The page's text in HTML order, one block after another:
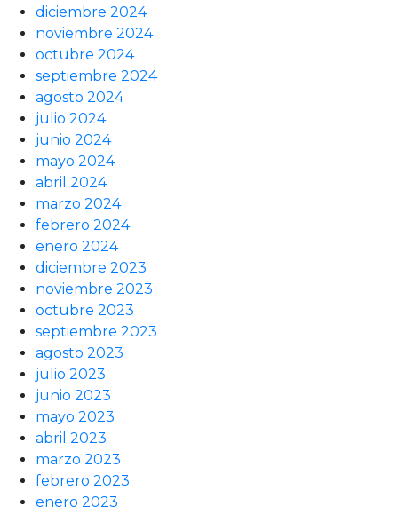
diciembre 2024
noviembre 2024
octubre 2024
septiembre 2024
agosto 2024
julio 2024
junio 2024
mayo 2024
abril 2024
marzo 2024
febrero 2024
enero 2024
diciembre 2023
noviembre 2023
octubre 2023
septiembre 2023
agosto 2023
julio 2023
junio 2023
mayo 2023
abril 2023
marzo 2023
febrero 2023
enero 2023